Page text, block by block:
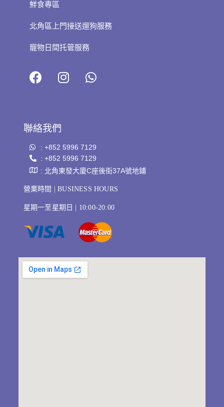
鮮食專區
北角區上門接送遛狗服務
寵物日間托管服務
聯絡我們
: +852 5996 7129
: +852 5996 7129
: 北角東發大廈C座後街37A號地鋪
營業時間 | BUSINESS HOURS
星期一至星期日 | 10:00-20:00